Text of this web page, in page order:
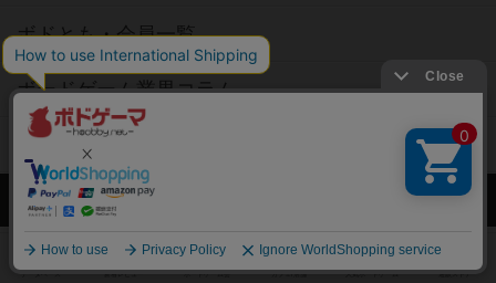
ボドとも・会員一覧
ボードゲーム業界コラム
ボドゲーマご利用案内
ボードゲーム通販
新作・再入荷情報